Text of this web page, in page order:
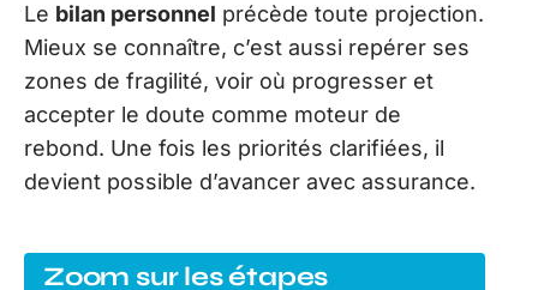
Le bilan personnel précède toute projection.
Mieux se connaître, c’est aussi repérer ses
zones de fragilité, voir où progresser et
accepter le doute comme moteur de
rebond. Une fois les priorités clarifiées, il
devient possible d’avancer avec assurance.
Zoom sur les étapes